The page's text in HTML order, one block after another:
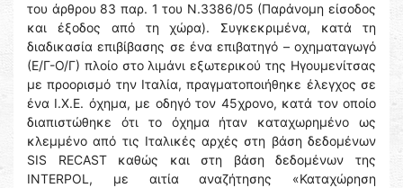
του άρθρου 83 παρ. 1 του Ν.3386/05 (Παράνομη είσοδος
και έξοδος από τη χώρα). Συγκεκριμένα, κατά τη
διαδικασία επιβίβασης σε ένα επιβατηγό – οχηματαγωγό
(Ε/Γ-Ο/Γ) πλοίο στο λιμάνι εξωτερικού της Ηγουμενίτσας
με προορισμό την Ιταλία, πραγματοποιήθηκε έλεγχος σε
ένα Ι.Χ.Ε. όχημα, με οδηγό τον 45χρονο, κατά τον οποίο
διαπιστώθηκε ότι το όχημα ήταν καταχωρημένο ως
κλεμμένο από τις Ιταλικές αρχές στη βάση δεδομένων
SIS RECAST καθώς και στη βάση δεδομένων της
INTERPOL, με αιτία αναζήτησης «Καταχώρηση